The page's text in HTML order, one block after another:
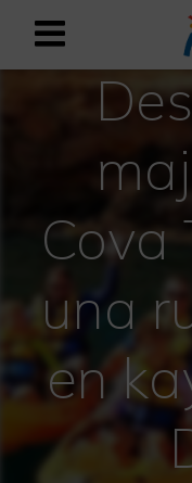
Registro
Español
Experiencias
Experiencias
Cova
una
en